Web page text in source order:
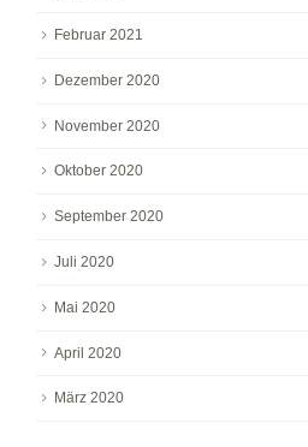
Februar 2021
Dezember 2020
November 2020
Oktober 2020
September 2020
Juli 2020
Mai 2020
April 2020
März 2020